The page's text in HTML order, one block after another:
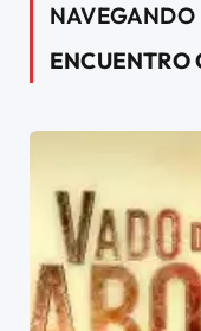
NAVEGANDO
ENCUENTRO